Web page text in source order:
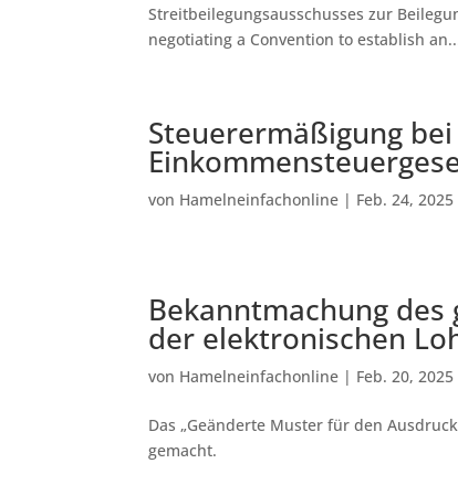
Streitbeilegungsausschusses zur
negotiating a Convention to establish
Steuerermäßigung
von Hamelneinfachonline | Feb. 24, 2025
Bekanntmachung
der elektronischen
von Hamelneinfachonline | Feb. 20, 2025
Das „Geänderte Muster für den
gemacht.